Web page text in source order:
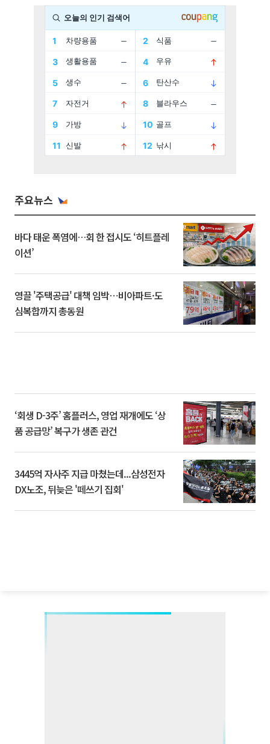
주요뉴스
바다 태운 폭염에…회 한 접시도 ‘히트플레
이션’
영끌 '주택공급' 대책 임박⋯비아파트·도
심복합까지 총동원
‘회생 D-3주’ 홈플러스, 영업 재개에도 ‘상
품 공급망’ 복구가 생존 관건
3445억 자사주 지급 마쳤는데...삼성전자
DX노조, 뒤늦은 '떼쓰기 집회'